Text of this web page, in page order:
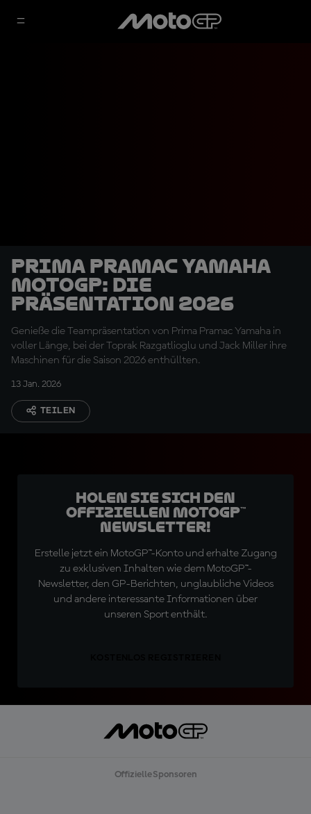
Prima Pramac Yamaha
MotoGP: Die
Präsentation 2026
Genieße die Teampräsentation von Prima Pramac Yamaha in
voller Länge, bei der Toprak Razgatlioglu und Jack Miller ihre
Maschinen für die Saison 2026 enthüllten.
13 Jan. 2026
TEILEN
Holen Sie sich den
offiziellen MotoGP™
Newsletter!
Erstelle jetzt ein MotoGP™-Konto und erhalte Zugang
zu exklusiven Inhalten wie dem MotoGP™-
Newsletter, den GP-Berichten, unglaubliche Videos
und andere interessante Informationen über
unseren Sport enthält.
Offizielle Sponsoren